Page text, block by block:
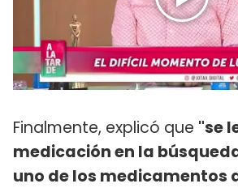
Finalmente, explicó que "se
medicación en la
uno de los medicamentos